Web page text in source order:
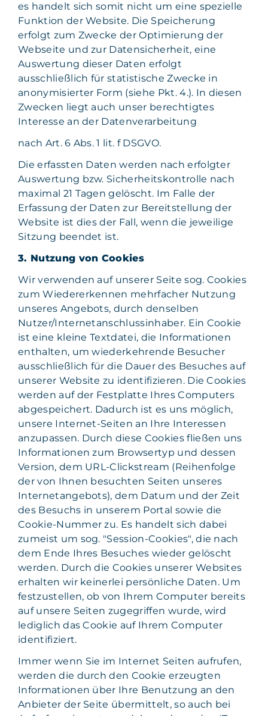
es handelt sich somit nicht um eine spezielle
Funktion der Website. Die Speicherung
erfolgt zum Zwecke der Optimierung der
Webseite und zur Datensicherheit, eine
Auswertung dieser Daten erfolgt
ausschließlich für statistische Zwecke in
anonymisierter Form (siehe Pkt. 4.). In diesen
Zwecken liegt auch unser berechtigtes
Interesse an der Datenverarbeitung
nach Art. 6 Abs. 1 lit. f DSGVO.
Die erfassten Daten werden nach erfolgter
Auswertung bzw. Sicherheitskontrolle nach
maximal 21 Tagen gelöscht. Im Falle der
Erfassung der Daten zur Bereitstellung der
Website ist dies der Fall, wenn die jeweilige
Sitzung beendet ist.
3. Nutzung von Cookies
Wir verwenden auf unserer Seite sog. Cookies
zum Wiedererkennen mehrfacher Nutzung
unseres Angebots, durch denselben
Nutzer/Internetanschlussinhaber. Ein Cookie
ist eine kleine Textdatei, die Informationen
enthalten, um wiederkehrende Besucher
ausschließlich für die Dauer des Besuches auf
unserer Website zu identifizieren. Die Cookies
werden auf der Festplatte Ihres Computers
abgespeichert. Dadurch ist es uns möglich,
unsere Internet-Seiten an Ihre Interessen
anzupassen. Durch diese Cookies fließen uns
Informationen zum Browsertyp und dessen
Version, dem URL-Clickstream (Reihenfolge
der von Ihnen besuchten Seiten unseres
Internetangebots), dem Datum und der Zeit
des Besuchs in unserem Portal sowie die
Cookie-Nummer zu. Es handelt sich dabei
zumeist um sog. "Session-Cookies", die nach
dem Ende Ihres Besuches wieder gelöscht
werden. Durch die Cookies unserer Websites
erhalten wir keinerlei persönliche Daten. Um
festzustellen, ob von Ihrem Computer bereits
auf unsere Seiten zugegriffen wurde, wird
lediglich das Cookie auf Ihrem Computer
identifiziert.
Immer wenn Sie im Internet Seiten aufrufen,
werden die durch den Cookie erzeugten
Informationen über Ihre Benutzung an den
Anbieter der Seite übermittelt, so auch bei